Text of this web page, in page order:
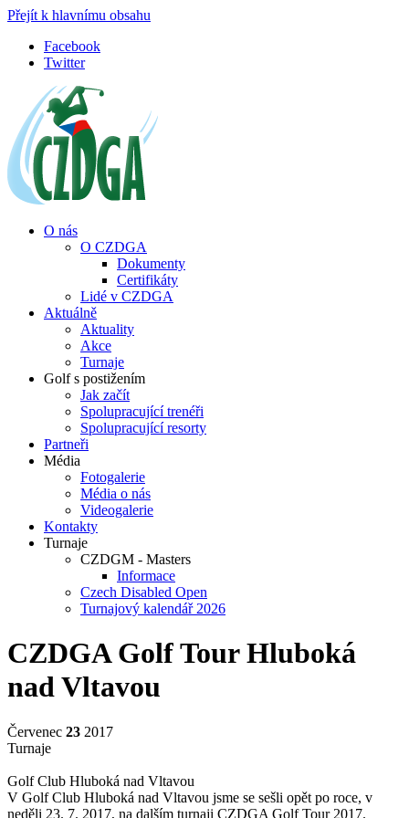
Přejít k hlavnímu obsahu
Facebook
Twitter
O nás
O CZDGA
Dokumenty
Certifikáty
Lidé v CZDGA
Aktuálně
Aktuality
Akce
Turnaje
Golf s postižením
Jak začít
Spolupracující trenéři
Spolupracující resorty
Partneři
Média
Fotogalerie
Média o nás
Videogalerie
Kontakty
Turnaje
CZDGM - Masters
Informace
Czech Disabled Open
Turnajový kalendář 2026
CZDGA Golf Tour Hluboká
nad Vltavou
Červenec 23 2017
Turnaje
Golf Club Hluboká nad Vltavou
V Golf Club Hluboká nad Vltavou jsme se sešli opět po roce, v
neděli 23. 7. 2017, na dalším turnaji CZDGA Golf Tour 2017.